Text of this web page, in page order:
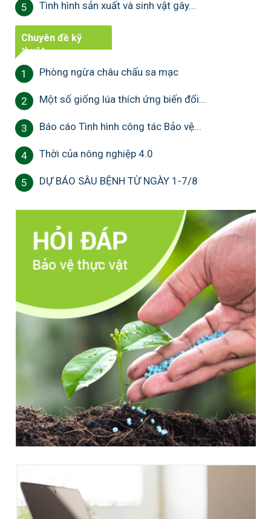
5 Tình hình sản xuất và sinh vật gây...
Chuyên đề kỹ
thuật
1 Phòng ngừa châu chấu sa mạc
2 Một số giống lúa thích ứng biến đổi...
3 Báo cáo Tình hình công tác Bảo vệ...
4 Thời của nông nghiệp 4.0
5 DỰ BÁO SÂU BỆNH TỪ NGÀY 1-7/8